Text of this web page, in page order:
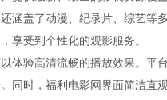
涵盖了动漫、纪录片、综艺等
享受到个性化的观影服务。
体验高清流畅的播放效果。平
同时，福利电影网界面简洁直